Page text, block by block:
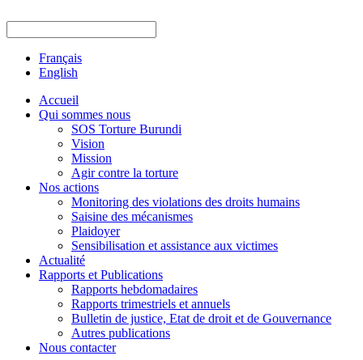
Français
English
Accueil
Qui sommes nous
SOS Torture Burundi
Vision
Mission
Agir contre la torture
Nos actions
Monitoring des violations des droits humains
Saisine des mécanismes
Plaidoyer
Sensibilisation et assistance aux victimes
Actualité
Rapports et Publications
Rapports hebdomadaires
Rapports trimestriels et annuels
Bulletin de justice, Etat de droit et de Gouvernance
Autres publications
Nous contacter